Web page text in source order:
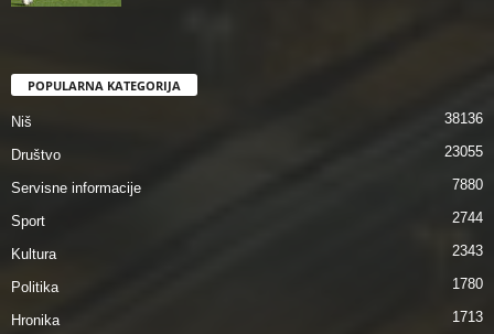
POPULARNA KATEGORIJA
Niš 38136
Društvo 23055
Servisne informacije 7880
Sport 2744
Kultura 2343
Politika 1780
Hronika 1713